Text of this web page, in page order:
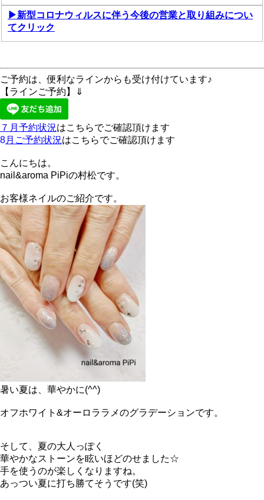
▶新型コロナウィルスに伴う今後の営業と取り組みについ
てクリック
ご予約は、便利なラインからも受け付けています♪
【ラインご予約】⇓
７月予約状況はこちらでご確認頂けます
8月ご予約状況はこちらでご確認頂けます
こんにちは。
nail&aroma PiPiの村松です。
お客様ネイルのご紹介です。
暑い夏は、華やかに(^^)
オフホワイト&オーロララメのグラデーションです。
そして、夏の大人っぽく
華やかなストーンを眩いほどのせました☆
手を使うのが楽しくなりますね。
あっつい夏に打ち勝てそうです(笑)